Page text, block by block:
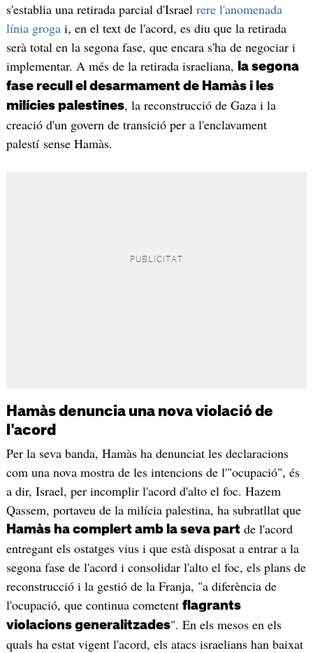
s'establia una retirada parcial d'Israel rere l'anomenada
línia grogai, en el text de l'acord, es diu que la retirada
serà total en la segona fase, que encara s'ha de negociar i
implementar. A més de la retirada israeliana,
la segona
fase recull el desarmament de Hamàs i les
milícies palestines, la reconstrucció de Gaza i la
creació d'un govern de transició per a l'enclavament
palestí sense Hamàs.
Hamàs denuncia una nova violació de
l'acord
Per la seva banda, Hamàs ha denunciat les declaracions
com una nova mostra de les intencions de l'"ocupació", és
a dir, Israel, per incomplir l'acord d'alto el foc. Hazem
Qassem, portaveu de la milícia palestina, ha subratllat que
Hamàs ha complert amb la seva partde l'acord
entregant els ostatges vius i que està disposat a entrar a la
segona fase de l'acord i consolidar l'alto el foc, els plans de
reconstrucció i la gestió de la Franja, "a diferència de
l'ocupació, que continua cometent flagrants
violacions generalitzades". En els mesos en els
quals ha estat vigent l'acord, els atacs israelians han baixat